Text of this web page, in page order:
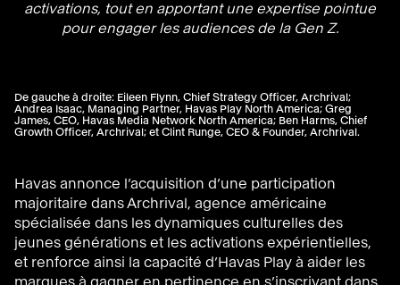
activations, tout en apportant une expertise pointue
pour engager les audiences de la Gen Z.
De gauche à droite: Eileen Flynn, Chief Strategy Officer, Archrival;
Andrea Isaac, Managing Partner, Havas Play North America; Greg
James, CEO, Havas Media Network North America; Ben Harms, Chief
Growth Officer, Archrival; et Clint Runge, CEO & Founder, Archrival.
Havas annonce l’acquisition d’une participation
majoritaire dans Archrival, agence américaine
spécialisée dans les dynamiques culturelles des
jeunes générations et les activations expérientielles,
et renforce ainsi la capacité d’Havas Play à aider les
marques à gagner en pertinence en s’inscrivant dans